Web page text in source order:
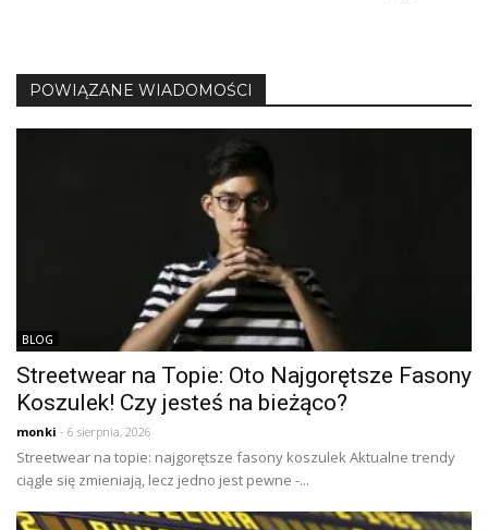
POWIĄZANE WIADOMOŚCI
BLOG
Streetwear na Topie: Oto Najgorętsze Fasony
Koszulek! Czy jesteś na bieżąco?
monki - 6 sierpnia, 2026
Streetwear na topie: najgorętsze fasony koszulek Aktualne trendy
ciągle się zmieniają, lecz jedno jest pewne -...